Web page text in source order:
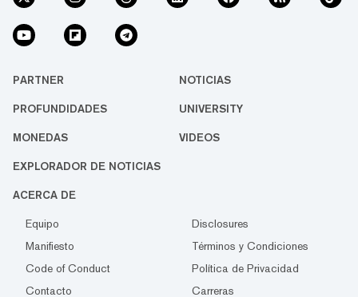
PARTNER NOTICIAS
PROFUNDIDADES UNIVERSITY
MONEDAS VIDEOS
EXPLORADOR DE NOTICIAS
ACERCA DE
Equipo
Disclosures
Manifiesto
Términos y Condiciones
Code of Conduct
Política de Privacidad
Contacto
Carreras